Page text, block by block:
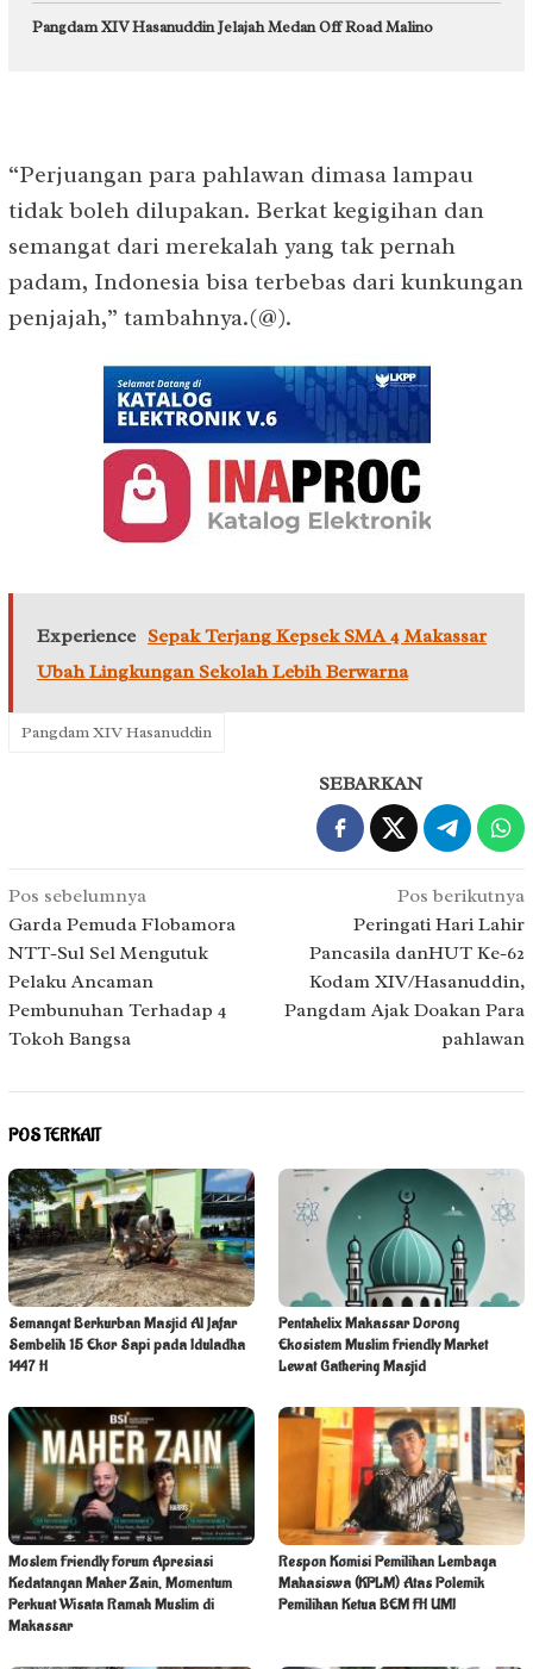
Pangdam XIV Hasanuddin Jelajah Medan Off Road Malino
“Perjuangan para pahlawan dimasa lampau
tidak boleh dilupakan. Berkat kegigihan dan
semangat dari merekalah yang tak pernah
padam, Indonesia bisa terbebas dari kunkungan
penjajah,” tambahnya.(@).
Experience Sepak Terjang Kepsek SMA 4 Makassar
Ubah Lingkungan Sekolah Lebih Berwarna
Pangdam XIV Hasanuddin
SEBARKAN
Navigasi
pos
Pos sebelumnya
Garda Pemuda Flobamora
NTT-Sul Sel Mengutuk
Pelaku Ancaman
Pembunuhan Terhadap 4
Tokoh Bangsa
Pos berikutnya
Peringati Hari Lahir
Pancasila danHUT Ke-62
Kodam XIV/Hasanuddin,
Pangdam Ajak Doakan Para
pahlawan
POS TERKAIT
Semangat Berkurban Masjid Al Jafar
Sembelih 15 Ekor Sapi pada Iduladha
1447 H
Pentahelix Makassar Dorong
Ekosistem Muslim Friendly Market
Lewat Gathering Masjid
Moslem Friendly Forum Apresiasi
Kedatangan Maher Zain, Momentum
Perkuat Wisata Ramah Muslim di
Makassar
Respon Komisi Pemilihan Lembaga
Mahasiswa (KPLM) Atas Polemik
Pemilihan Ketua BEM FH UMI